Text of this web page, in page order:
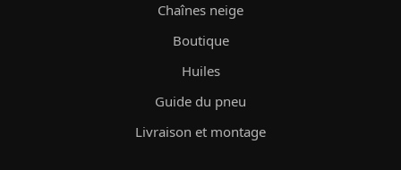
Chaînes neige
Boutique
Huiles
Guide du pneu
Livraison et montage